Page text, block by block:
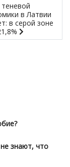
в Латвии
в серой зоне
знают, что